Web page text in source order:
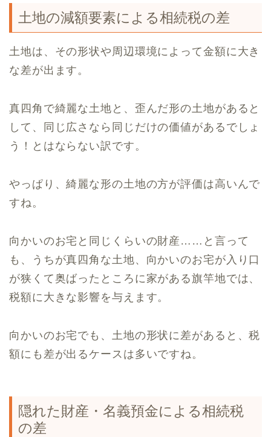
土地の減額要素による相続税の差
土地は、その形状や周辺環境によって金額に大き
な差が出ます。
真四角で綺麗な土地と、歪んだ形の土地があると
して、同じ広さなら同じだけの価値があるでしょ
う！とはならない訳です。
やっぱり、綺麗な形の土地の方が評価は高いんで
すね。
向かいのお宅と同じくらいの財産……と言って
も、うちが真四角な土地、向かいのお宅が入り口
が狭くて奥ばったところに家がある旗竿地では、
税額に大きな影響を与えます。
向かいのお宅でも、土地の形状に差があると、税
額にも差が出るケースは多いですね。
隠れた財産・名義預金による相続税
の差